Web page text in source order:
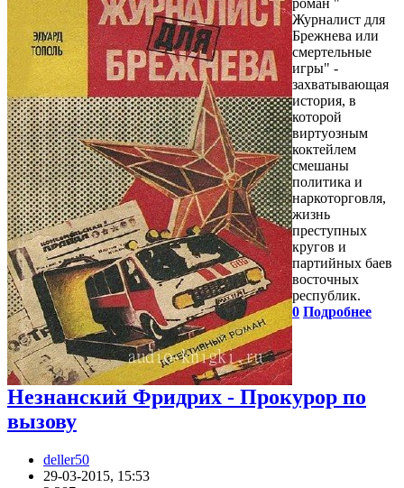
Журналист для
Брежнева или
смертельные
игры" -
захватывающая
история, в
которой
виртуозным
коктейлем
смешаны
политика и
наркоторговля,
жизнь
преступных
кругов и
партийных баев
восточных
республик.
0 Подробнее
Незнанский Фридрих - Прокурор по
вызову
deller50
29-03-2015, 15:53